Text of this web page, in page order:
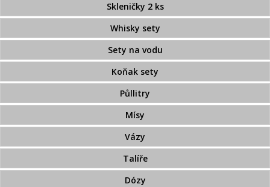
Skleničky 2 ks
Whisky sety
Sety na vodu
Koňak sety
Půllitry
Mísy
Vázy
Talíře
Dózy